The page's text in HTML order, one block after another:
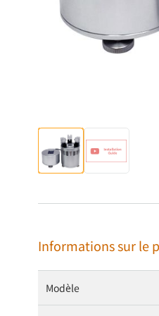
Informations sur le
Modèle